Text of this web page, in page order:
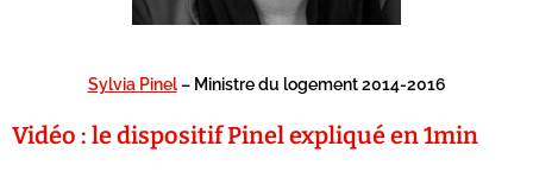
Sylvia Pinel– Ministre du logement 2014-2016
Vidéo : le dispositif Pinel expliqué en 1min